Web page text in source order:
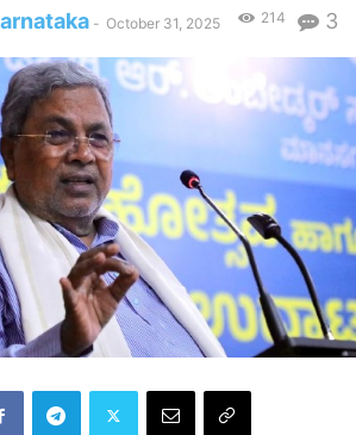
- October 31, 2025 3
214